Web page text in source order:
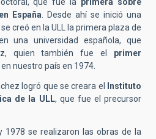
que fue la primera sobre
España. Desde ahí se inició una
creó en la ULL la primera plaza de
una universidad española, que
quien también fue el primer
en nuestro país en 1974.
logró que se creara el
Instituto
de la ULL, que fue el precursor
1978 se realizaron las obras de la